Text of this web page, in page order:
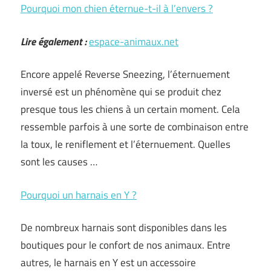
Pourquoi mon chien éternue-t-il à l’envers ?
Lire également :espace-animaux.net
Encore appelé Reverse Sneezing, l’éternuement
inversé est un phénomène qui se produit chez
presque tous les chiens à un certain moment. Cela
ressemble parfois à une sorte de combinaison entre
la toux, le reniflement et l’éternuement. Quelles
sont les causes …
Pourquoi un harnais en Y ?
De nombreux harnais sont disponibles dans les
boutiques pour le confort de nos animaux. Entre
autres, le harnais en Y est un accessoire